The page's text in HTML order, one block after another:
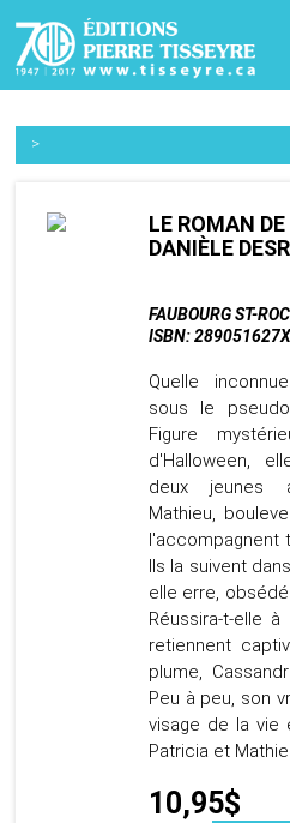
>
LE ROMAN
DANIÈLE
FAUBOURG ST-
ISBN: 289051627X
Quelle
sous le
Figure
d'Halloween,
deux jeunes
Mathieu,
l'accompagnent
Ils la suivent
elle erre,
Réussira-t-elle
retiennent
plume,
Peu à peu, son
visage de la vie
Patricia et
10,95$